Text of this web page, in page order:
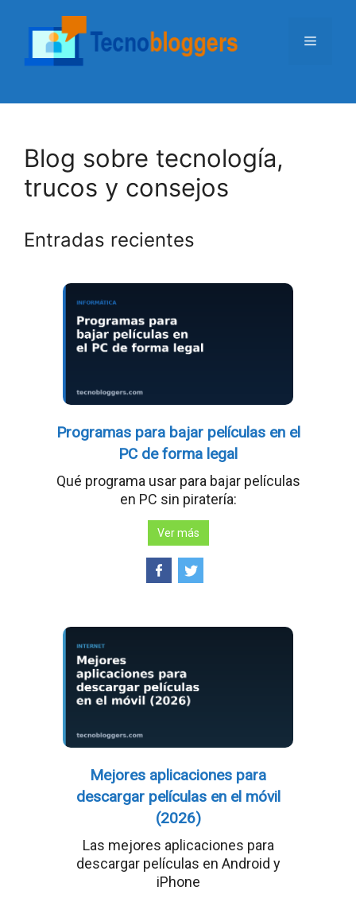
contenido
Menú
Blog sobre tecnología,
trucos y consejos
Entradas recientes
Programas para bajar películas en el
PC de forma legal
Qué programa usar para bajar películas
en PC sin piratería:
Ver más
Mejores aplicaciones para
descargar películas en el móvil
(2026)
Las mejores aplicaciones para
descargar películas en Android y
iPhone